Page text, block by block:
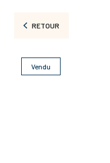
RETOUR
Vendu